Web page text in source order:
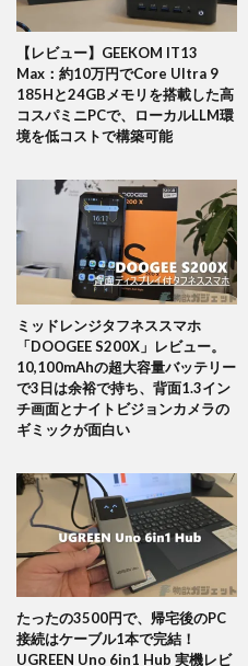
【レビュー】GEEKOM IT13
Max：約10万円でCore Ultra 9
185Hと24GBメモリを搭載した高
コスパミニPCで、ローカルLLM環
境を低コストで構築可能
ミッドレンジタフネススマホ
「DOOGEE S200X」レビュー。
10,100mAhの超大容量バッテリー
で3日は余裕で持ち、背面1.3イン
チ画面とナイトビジョンカメラの
ギミックが面白い
たったの3500円で、帰宅後のPC
接続はケーブル1本で完結！
UGREEN Uno 6in1 Hub 実機レビ